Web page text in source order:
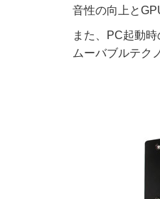
音性の向上と
また、PC起動
ムーバブルテク